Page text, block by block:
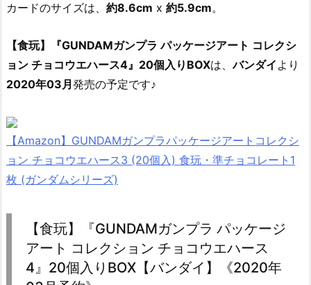
カードのサイズは、 約8.6cm x 約5.9cm。
【食玩】『GUNDAMガンプラ パッケージアート コレクシ
ョン チョコウエハース4』20個入りBOXは、バンダイ より
2020年03月発売の予定です♪
【Amazon】GUNDAMガンプラパッケージアートコレクシ
ョン チョコウエハース3 (20個入) 食玩・準チョコレート1
枚 (ガンダムシリーズ)
【食玩】『GUNDAMガンプラ パッケージ
アート コレクション チョコウエハース
4』20個入りBOX【バンダイ】《2020年